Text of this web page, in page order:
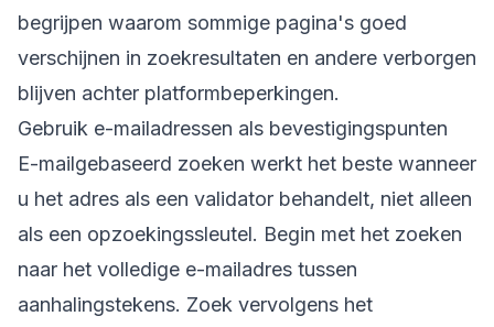
begrijpen waarom sommige pagina's goed
verschijnen in zoekresultaten en andere verborgen
blijven achter platformbeperkingen.
Gebruik e-mailadressen als bevestigingspunten
E-mailgebaseerd zoeken werkt het beste wanneer
u het adres als een validator behandelt, niet alleen
als een opzoekingssleutel. Begin met het zoeken
naar het volledige e-mailadres tussen
aanhalingstekens. Zoek vervolgens het